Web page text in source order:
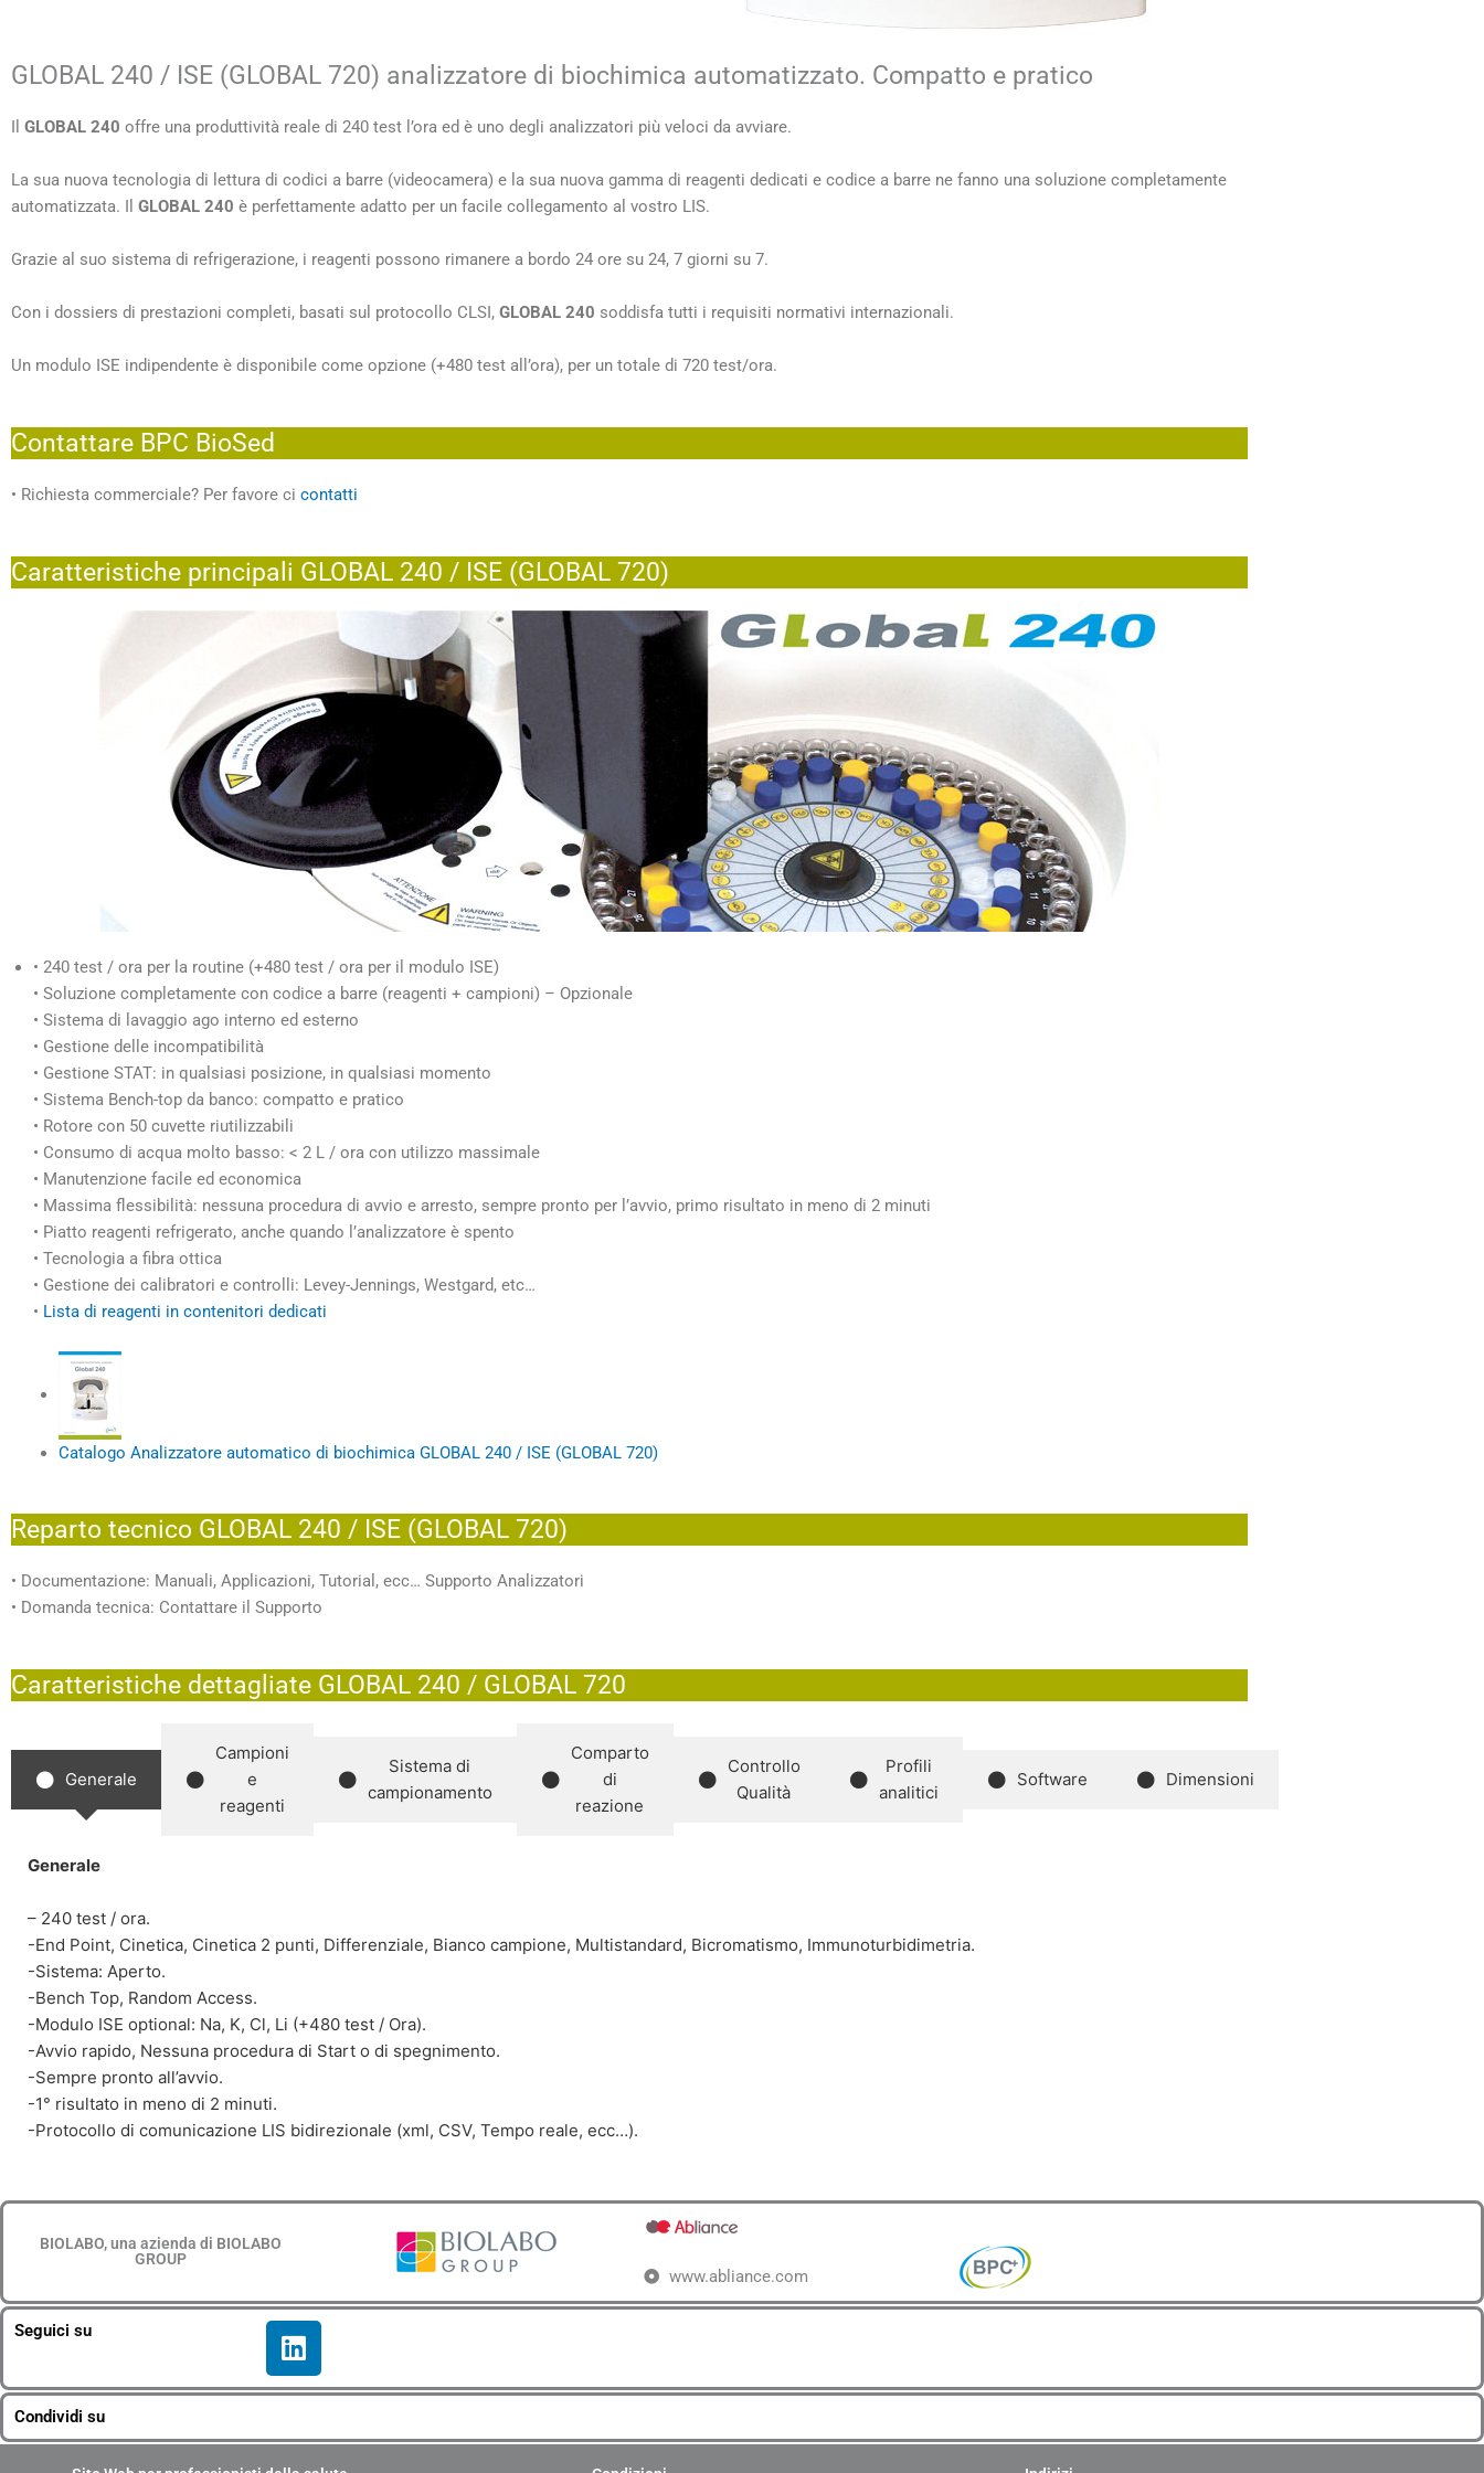
GLOBAL 240 / ISE (GLOBAL 720) analizzatore di biochimica automatizzato. Compatto e pratico
Il GLOBAL 240 offre una produttività reale di 240 test l’ora ed è uno degli analizzatori più veloci da avviare.
La sua nuova tecnologia di lettura di codici a barre (videocamera) e la sua nuova gamma di reagenti dedicati e codice a barre ne fanno una soluzione completamente
automatizzata. Il GLOBAL 240 è perfettamente adatto per un facile collegamento al vostro LIS.
Grazie al suo sistema di refrigerazione, i reagenti possono rimanere a bordo 24 ore su 24, 7 giorni su 7.
Con i dossiers di prestazioni completi, basati sul protocollo CLSI, GLOBAL 240 soddisfa tutti i requisiti normativi internazionali.
Un modulo ISE indipendente è disponibile come opzione (+480 test all’ora), per un totale di 720 test/ora.
Contattare BPC BioSed
• Richiesta commerciale? Per favore ci contatti
Caratteristiche principali GLOBAL 240 / ISE (GLOBAL 720)
• 240 test / ora per la routine (+480 test / ora per il modulo ISE)
• Soluzione completamente con codice a barre (reagenti + campioni) – Opzionale
• Sistema di lavaggio ago interno ed esterno
• Gestione delle incompatibilità
• Gestione STAT: in qualsiasi posizione, in qualsiasi momento
• Sistema Bench-top da banco: compatto e pratico
• Rotore con 50 cuvette riutilizzabili
• Consumo di acqua molto basso: < 2 L / ora con utilizzo massimale
• Manutenzione facile ed economica
• Massima flessibilità: nessuna procedura di avvio e arresto, sempre pronto per l’avvio, primo risultato in meno di 2 minuti
• Piatto reagenti refrigerato, anche quando l’analizzatore è spento
• Tecnologia a fibra ottica
• Gestione dei calibratori e controlli: Levey-Jennings, Westgard, etc…
• Lista di reagenti in contenitori dedicati
Catalogo Analizzatore automatico di biochimica GLOBAL 240 / ISE (GLOBAL 720)
Reparto tecnico GLOBAL 240 / ISE (GLOBAL 720)
• Documentazione: Manuali, Applicazioni, Tutorial, ecc… Supporto Analizzatori
• Domanda tecnica: Contattare il Supporto
Caratteristiche dettagliate GLOBAL 240 / GLOBAL 720
Generale
Campioni
e
reagenti
Sistema di
campionamento
Comparto
di
reazione
Controllo
Qualità
Profili
analitici
Software Dimensioni
Generale
– 240 test / ora.
-End Point, Cinetica, Cinetica 2 punti, Differenziale, Bianco campione, Multistandard, Bicromatismo, Immunoturbidimetria.
-Sistema: Aperto.
-Bench Top, Random Access.
-Modulo ISE optional: Na, K, Cl, Li (+480 test / Ora).
-Avvio rapido, Nessuna procedura di Start o di spegnimento.
-Sempre pronto all’avvio.
-1° risultato in meno di 2 minuti.
-Protocollo di comunicazione LIS bidirezionale (xml, CSV, Tempo reale, ecc…).
BIOLABO, una azienda di BIOLABO
GROUP
www.abliance.com
Seguici su
L
i
n
e
Condividi su